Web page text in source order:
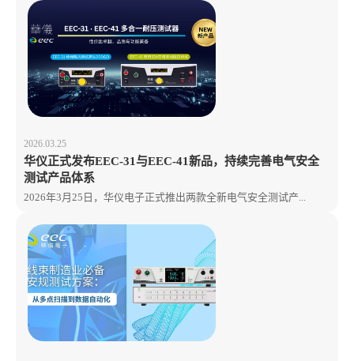
2026.03.25
华仪正式发布EEC-31与EEC-41新品，持续完善电气安全
测试产品体系
2026年3月25日，华仪电子正式推出两款全新电气安全测试产...